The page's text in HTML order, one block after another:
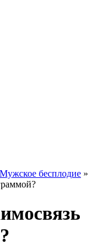
Мужское бесплодие »